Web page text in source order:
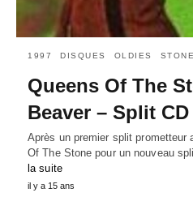
1997 DISQUES OLDIES
Queens Of The
Beaver – Split CD
Après un premier split prometteur
Of The Stone pour un nouveau
la suite
il y a 15 ans